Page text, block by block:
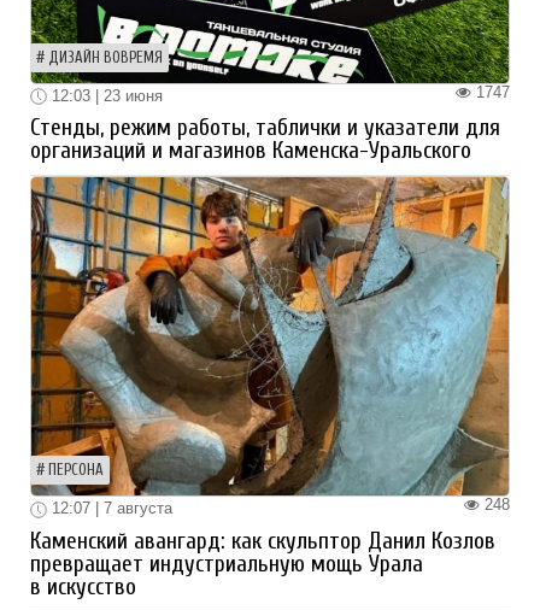
ДИЗАЙН ВОВРЕМЯ
1747
12:03 | 23 июня
Стенды, режим работы, таблички и указатели для
организаций и магазинов Каменска-Уральского
ПЕРСОНА
248
12:07 | 7 августа
Каменский авангард: как скульптор Данил Козлов
превращает индустриальную мощь Урала
в искусство